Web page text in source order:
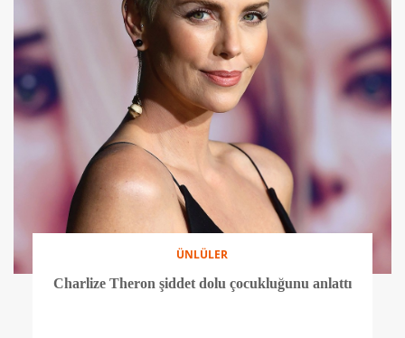
ÜNLÜLER
Charlize Theron şiddet dolu çocukluğunu anlattı